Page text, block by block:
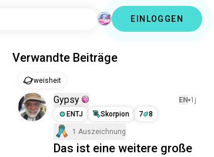
EINLOGGEN
Verwandte Beiträge
weisheit
Gypsy EN 1j
ENTJ
Skorpion 7 8
1 Auszeichnung
Das ist eine weitere große